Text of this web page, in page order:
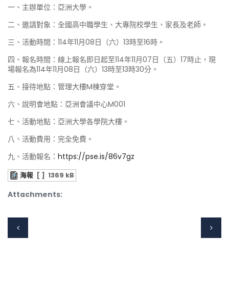
一、主辦單位：亞洲大學。
二、邀請對象：全國高中職學生、大專院校學生、家長及老師。
三、活動時間：114年11月08日（六）13時至16時。
四、報名時間：線上報名即日起至114年11月07日（五）17時止，現
場報名為114年11月08日（六）13時至13時30分。
五、接待地點：管理大樓M棟穿堂。
六、說明會地點：亞洲會議中心M001
七、活動地點：亞洲大學各學院大樓。
八、活動費用：完全免費。
九、活動報名： https://pse.is/86v7gz
Attachments:
海報 [ ] 1369 kB